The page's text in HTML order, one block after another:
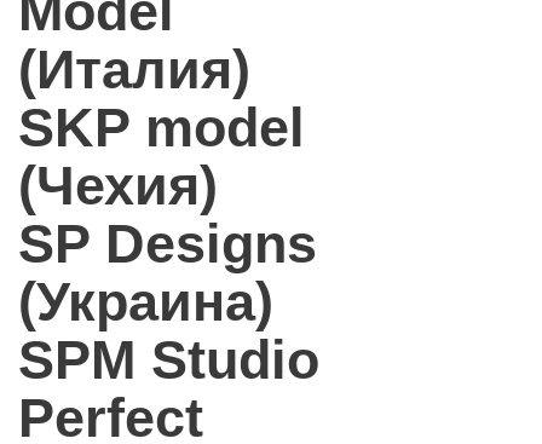
(Италия)
SKP model
(Чехия)
SP Designs
(Украина)
SPM Studio
Perfect